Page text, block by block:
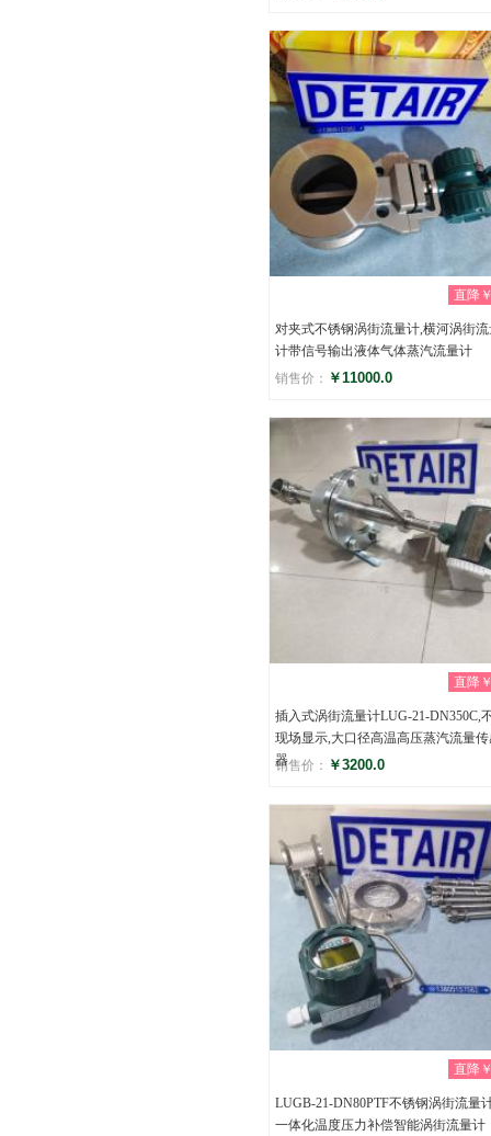
评分
(0)
直降
对夹式不锈钢涡街流量计,横河涡街
计带信号输出液体气体蒸汽流量计
销售价： ￥11000.0
评分
(0)
直降
插入式涡街流量计LUG-21-DN350C,
现场显示,大口径高温高压蒸汽流量
器
销售价： ￥3200.0
评分
(0)
直降
LUGB-21-DN80PTF不锈钢涡街流量
一体化温度压力补偿智能涡街流量计